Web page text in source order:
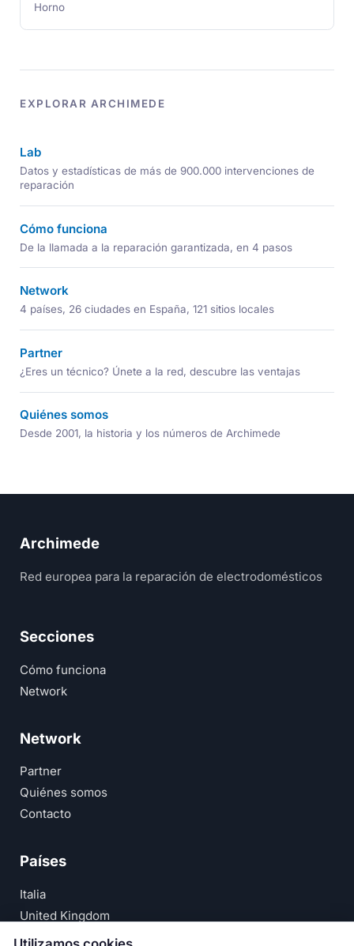
Horno
EXPLORAR ARCHIMEDE
Lab
Datos y estadísticas de más de 900.000 intervenciones de
reparación
Cómo funciona
De la llamada a la reparación garantizada, en 4 pasos
Network
4 países, 26 ciudades en España, 121 sitios locales
Partner
¿Eres un técnico? Únete a la red, descubre las ventajas
Quiénes somos
Desde 2001, la historia y los números de Archimede
Archimede
Red europea para la reparación de electrodomésticos
Secciones
Cómo funciona
Network
Network
Partner
Quiénes somos
Contacto
Países
Italia
United Kingdom
Deutschland